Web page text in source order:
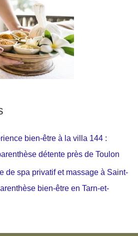
bien-être à la villa 144 :
détente près de Toulon
de spa privatif et massage à Saint-
bien-être en Tarn-et-